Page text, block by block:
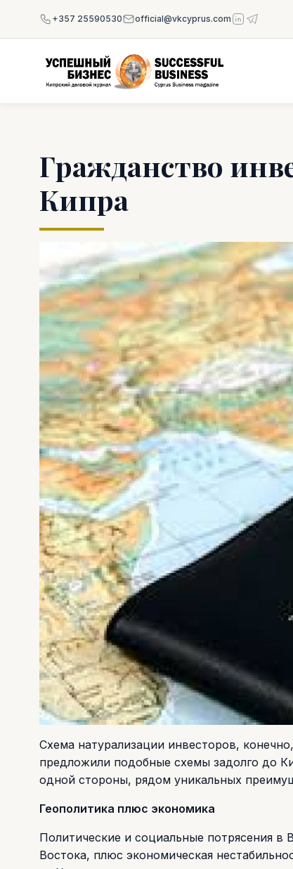
+357 25590530 official@vkcyprus.com
Гражданство
Кипра
Схема натурализации инвесторов,
предложили подобные схемы задолго до
одной стороны, рядом уникальных
Геополитика плюс экономика
Политические и социальные потрясения
Востока, плюс экономическая